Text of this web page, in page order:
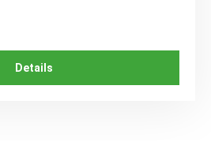
Details